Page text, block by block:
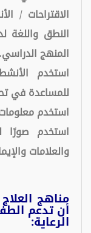
الاقتراحات /
النطق واللغة
المنهج الدراسي.
استخدم
للمساعدة في
استخدم
استخدم صورًا
والعلامات
مناهج
أن تدعم
الرعاية: